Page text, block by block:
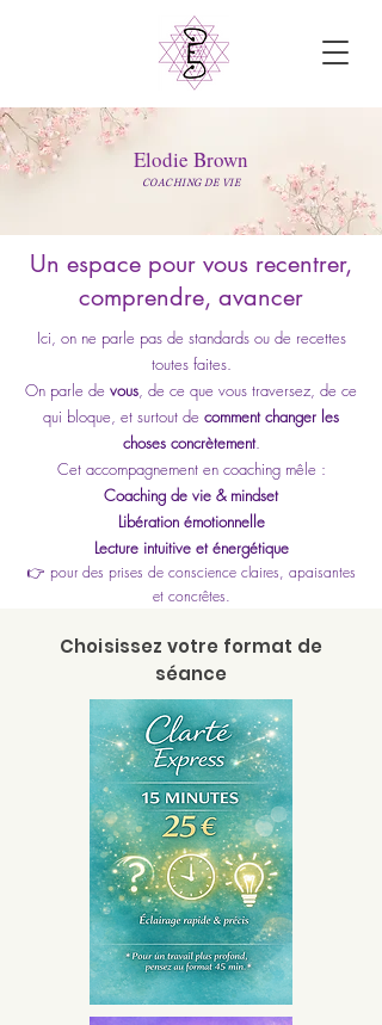
Elodie Brown
COACHING DE VIE
Un espace pour vous recentrer,
comprendre, avancer
Ici, on ne parle pas de standards ou de recettes
toutes faites.
On parle de vous, de ce que vous traversez, de ce
qui bloque, et surtout de comment changer les
choses concrètement.
Cet accompagnement en coaching mêle :
Coaching de vie & mindset
Libération émotionnelle
Lecture intuitive et énergétique
👉 pour des prises de conscience claires, apaisantes
et concrêtes.
Choisissez votre format de
séance